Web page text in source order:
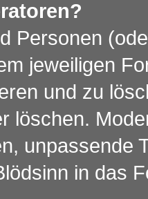
Personen
jeweiligen
und zu
löschen.
unpassende
in das